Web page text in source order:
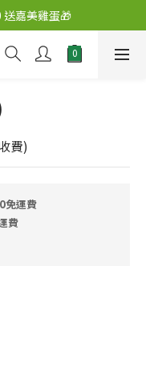
送嘉美雞蛋🎁
費)
免運費
費